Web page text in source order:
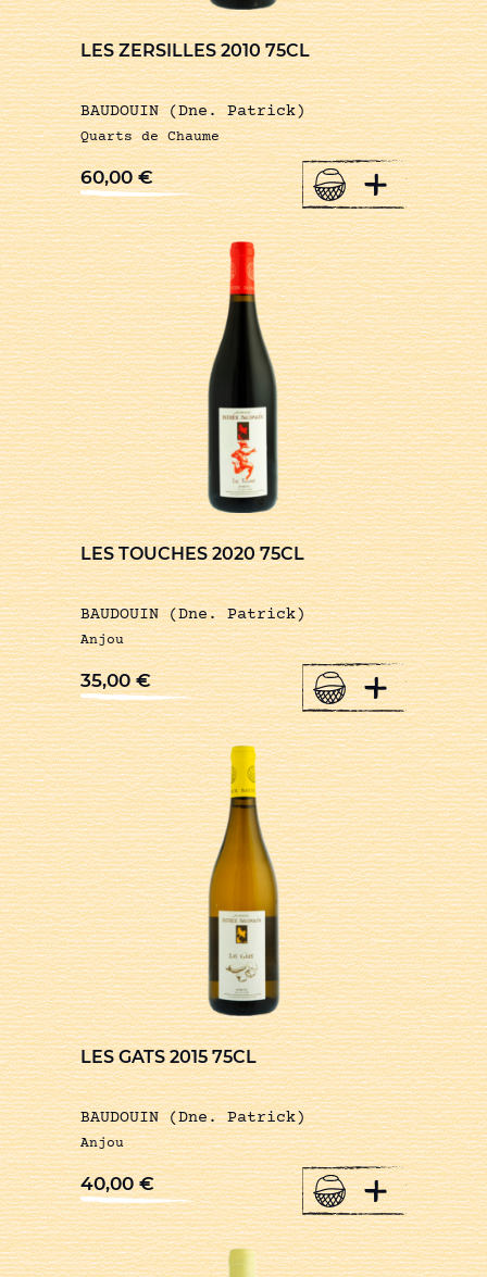
LES ZERSILLES 2010 75CL
BAUDOUIN (Dne. Patrick)
Quarts de Chaume
60,00€ +
LES TOUCHES 2020 75CL
BAUDOUIN (Dne. Patrick)
Anjou
35,00€ +
LES GATS 2015 75CL
BAUDOUIN (Dne. Patrick)
Anjou
40,00€ +